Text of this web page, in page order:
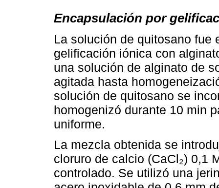
Encapsulación por
La solución de quitosano fue
gelificación iónica con
una solución de alginato de
agitada hasta
solución de quitosano se
homogenizó durante 10 min
uniforme.
La mezcla obtenida se
cloruro de calcio (CaCl₂) 0,1
controlado. Se utilizó una